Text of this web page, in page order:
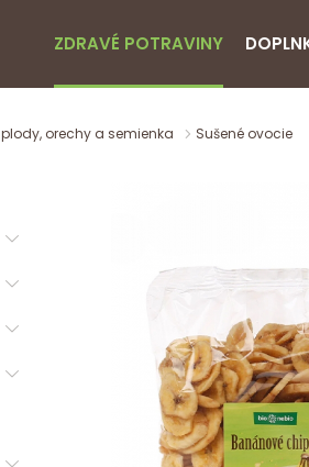
ZDRAVÉ POTRAVINY
plody, orechy a semienka Sušené ovocie